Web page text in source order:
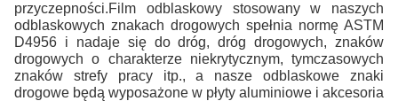
przyczepności.Film odblaskowy stosowany w naszych
odblaskowych znakach drogowych spełnia normę ASTM
D4956 i nadaje się do dróg, dróg drogowych, znaków
drogowych o charakterze niekrytycznym, tymczasowych
znaków strefy pracy itp., a nasze odblaskowe znaki
drogowe będą wyposażone w płyty aluminiowe i akcesoria